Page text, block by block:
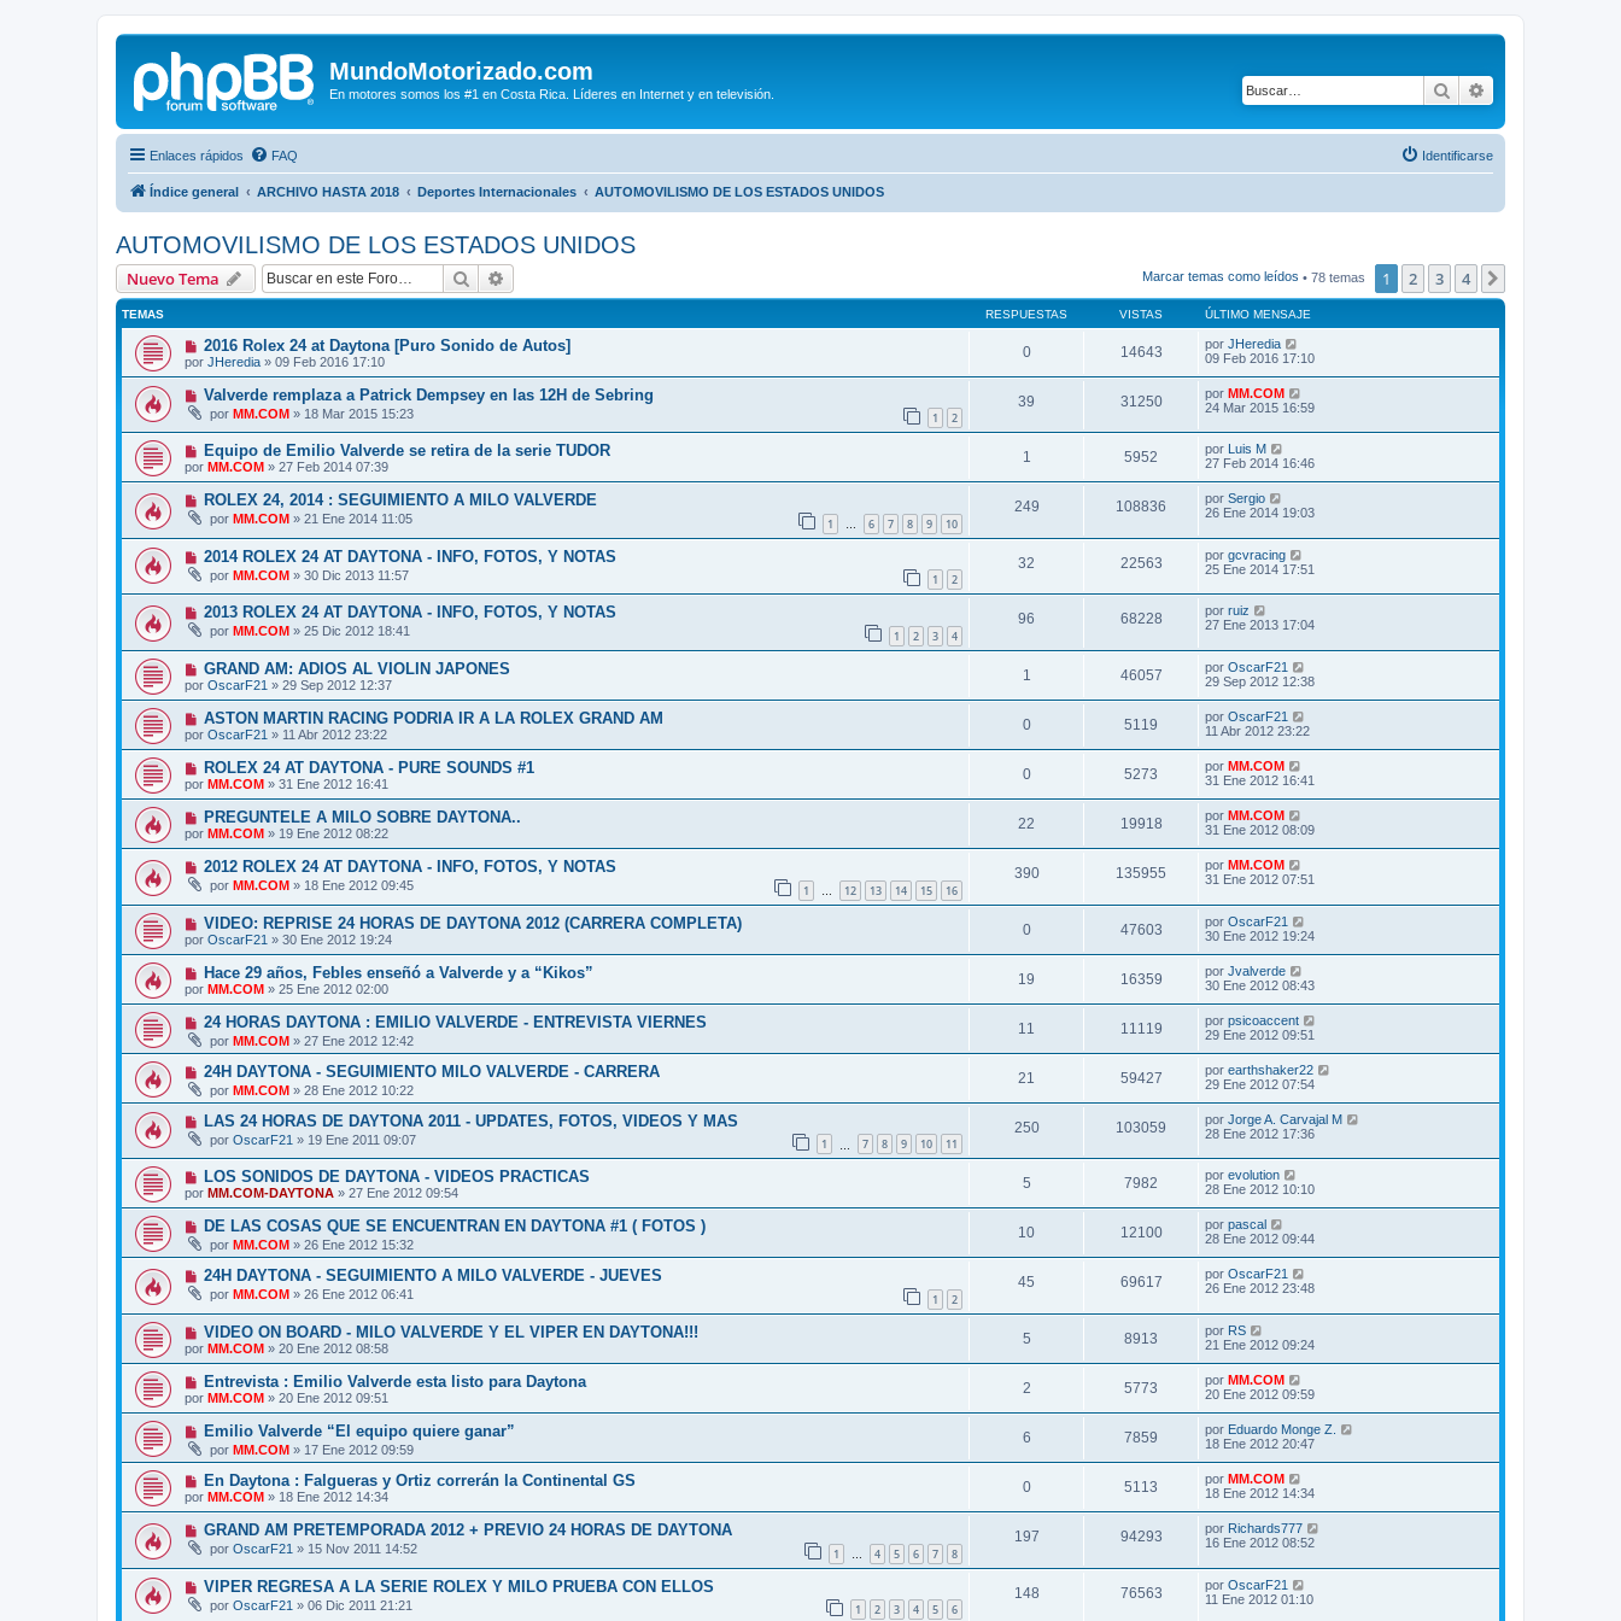
MundoMotorizado.com
En motores somos los #1 en Costa Rica. Líderes en Internet y en televisión. Buscar
Enlaces rápidos FAQ Identificarse
Índice general ARCHIVO HASTA 2018 Deportes Internacionales AUTOMOVILISMO DE LOS ESTADOS UNIDOS
AUTOMOVILISMO DE LOS ESTADOS UNIDOS
Nuevo Tema Buscar Marcar temas como leídos • 78 temas 1 2 3 4
TEMAS RESPUESTAS VISTAS ÚLTIMO MENSAJE
2016 Rolex 24 at Daytona [Puro Sonido de Autos]
por JHeredia » 09 Feb 2016 17:10
0 14643 por JHeredia
09 Feb 2016 17:10
Valverde remplaza a Patrick Dempsey en las 12H de Sebring
por MM.COM » 18 Mar 2015 15:23 1 2
39 31250 por MM.COM
24 Mar 2015 16:59
Equipo de Emilio Valverde se retira de la serie TUDOR
por MM.COM » 27 Feb 2014 07:39
1 5952 por Luis M
27 Feb 2014 16:46
ROLEX 24, 2014 : SEGUIMIENTO A MILO VALVERDE
por MM.COM » 21 Ene 2014 11:05 1 … 6 7 8 9 10
249 108836 por Sergio
26 Ene 2014 19:03
2014 ROLEX 24 AT DAYTONA - INFO, FOTOS, Y NOTAS
por MM.COM » 30 Dic 2013 11:57 1 2
32 22563 por gcvracing
25 Ene 2014 17:51
2013 ROLEX 24 AT DAYTONA - INFO, FOTOS, Y NOTAS
por MM.COM » 25 Dic 2012 18:41 1 2 3 4
96 68228 por ruiz
27 Ene 2013 17:04
GRAND AM: ADIOS AL VIOLIN JAPONES
por OscarF21 » 29 Sep 2012 12:37
1 46057 por OscarF21
29 Sep 2012 12:38
ASTON MARTIN RACING PODRIA IR A LA ROLEX GRAND AM
por OscarF21 » 11 Abr 2012 23:22
0 5119 por OscarF21
11 Abr 2012 23:22
ROLEX 24 AT DAYTONA - PURE SOUNDS #1
por MM.COM » 31 Ene 2012 16:41
0 5273 por MM.COM
31 Ene 2012 16:41
PREGUNTELE A MILO SOBRE DAYTONA..
por MM.COM » 19 Ene 2012 08:22
22 19918 por MM.COM
31 Ene 2012 08:09
2012 ROLEX 24 AT DAYTONA - INFO, FOTOS, Y NOTAS
por MM.COM » 18 Ene 2012 09:45 1 … 12 13 14 15 16
390 135955 por MM.COM
31 Ene 2012 07:51
VIDEO: REPRISE 24 HORAS DE DAYTONA 2012 (CARRERA COMPLETA)
por OscarF21 » 30 Ene 2012 19:24
0 47603 por OscarF21
30 Ene 2012 19:24
Hace 29 años, Febles enseñó a Valverde y a “Kikos”
por MM.COM » 25 Ene 2012 02:00
19 16359 por Jvalverde
30 Ene 2012 08:43
24 HORAS DAYTONA : EMILIO VALVERDE - ENTREVISTA VIERNES
por MM.COM » 27 Ene 2012 12:42
11 11119 por psicoaccent
29 Ene 2012 09:51
24H DAYTONA - SEGUIMIENTO MILO VALVERDE - CARRERA
por MM.COM » 28 Ene 2012 10:22
21 59427 por earthshaker22
29 Ene 2012 07:54
LAS 24 HORAS DE DAYTONA 2011 - UPDATES, FOTOS, VIDEOS Y MAS
por OscarF21 » 19 Ene 2011 09:07 1 7 8 9 10 11
250 103059 por Jorge A. Carvajal M
28 Ene 2012 17:36
LOS SONIDOS DE DAYTONA - VIDEOS PRACTICAS
por MM.COM-DAYTONA » 27 Ene 2012 09:54
5 7982 por evolution
28 Ene 2012 10:10
DE LAS COSAS QUE SE ENCUENTRAN EN DAYTONA #1 ( FOTOS )
por MM.COM » 26 Ene 2012 15:32
10 12100 por pascal
28 Ene 2012 09:44
24H DAYTONA - SEGUIMIENTO A MILO VALVERDE - JUEVES
por MM.COM » 26 Ene 2012 06:41 1 2
45 69617 por OscarF21
26 Ene 2012 23:48
VIDEO ON BOARD - MILO VALVERDE Y EL VIPER EN DAYTONA!!!
por MM.COM » 20 Ene 2012 08:58
5 8913 por RS
21 Ene 2012 09:24
Entrevista : Emilio Valverde esta listo para Daytona
por MM.COM » 20 Ene 2012 09:51
2 5773 por MM.COM
20 Ene 2012 09:59
Emilio Valverde “El equipo quiere ganar”
por MM.COM » 17 Ene 2012 09:59
6 7859 por Eduardo Monge Z.
18 Ene 2012 20:47
En Daytona : Falgueras y Ortiz correrán la Continental GS
por MM.COM » 18 Ene 2012 14:34
0 5113 por MM.COM
18 Ene 2012 14:34
GRAND AM PRETEMPORADA 2012 + PREVIO 24 HORAS DE DAYTONA
por OscarF21 » 15 Nov 2011 14:52 1 … 4 5 6 7 8
197 94293 por Richards777
16 Ene 2012 08:52
VIPER REGRESA A LA SERIE ROLEX Y MILO PRUEBA CON ELLOS
por OscarF21 » 06 Dic 2011 21:21 1 2 3 4 5 6
148 76563 por OscarF21
11 Ene 2012 01:10